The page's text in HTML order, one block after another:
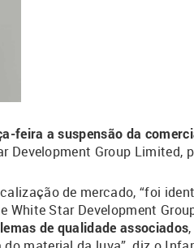
feira a suspensão da
Development Group Limited,
de mercado, “foi
White Star Development
de qualidade associados